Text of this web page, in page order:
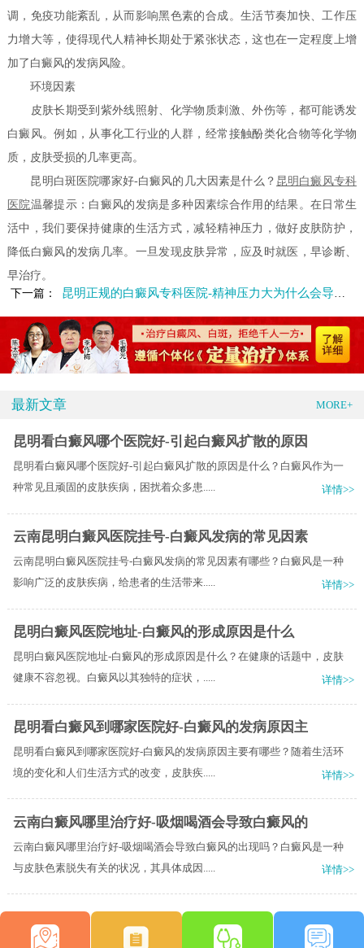
调，免疫功能紊乱，从而影响黑色素的合成。生活节奏加快、工作压
力增大等，使得现代人精神长期处于紧张状态，这也在一定程度上增
加了白癜风的发病风险。
环境因素
皮肤长期受到紫外线照射、化学物质刺激、外伤等，都可能诱发
白癜风。例如，从事化工行业的人群，经常接触酚类化合物等化学物
质，皮肤受损的几率更高。
昆明白斑医院哪家好-白癜风的几大因素是什么？ 昆明白癜风专科
医院温馨提示：白癜风的发病是多种因素综合作用的结果。在日常生
活中，我们要保持健康的生活方式，减轻精神压力，做好皮肤防护，
降低白癜风的发病几率。一旦发现皮肤异常，应及时就医，早诊断、
早治疗。
下一篇：
昆明正规的白癜风专科医院-精神压力大为什么会导致白癜风
最新文章 MORE+
昆明看白癜风哪个医院好-引起白癜风扩散的原因
昆明看白癜风哪个医院好-引起白癜风扩散的原因是什么？白癜风作为一
种常见且顽固的皮肤疾病，困扰着众多患.....
详情>>
云南昆明白癜风医院挂号-白癜风发病的常见因素
云南昆明白癜风医院挂号-白癜风发病的常见因素有哪些？白癜风是一种
影响广泛的皮肤疾病，给患者的生活带来.....
详情>>
昆明白癜风医院地址-白癜风的形成原因是什么
昆明白癜风医院地址-白癜风的形成原因是什么？在健康的话题中，皮肤
健康不容忽视。白癜风以其独特的症状，.....
详情>>
昆明看白癜风到哪家医院好-白癜风的发病原因主
昆明看白癜风到哪家医院好-白癜风的发病原因主要有哪些？随着生活环
境的变化和人们生活方式的改变，皮肤疾.....
详情>>
云南白癜风哪里治疗好-吸烟喝酒会导致白癜风的
云南白癜风哪里治疗好-吸烟喝酒会导致白癜风的出现吗？白癜风是一种
与皮肤色素脱失有关的状况，其具体成因.....
详情>>